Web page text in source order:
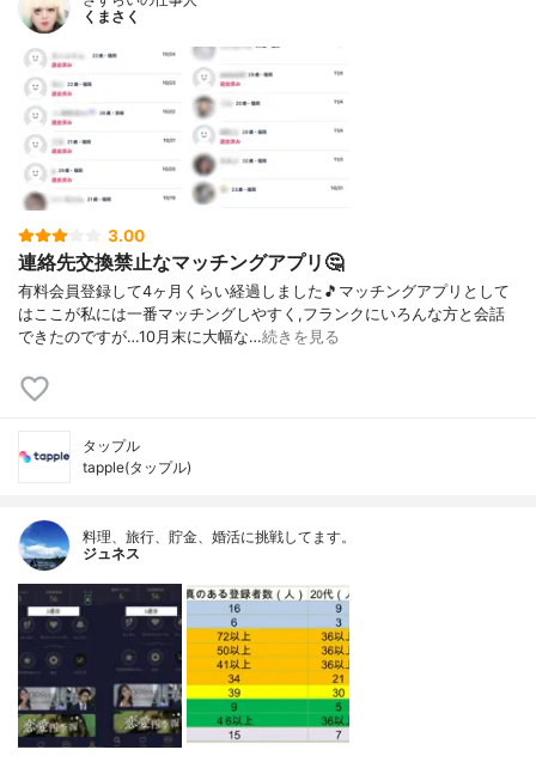
くまさく
3.00
連絡先交換禁止なマッチングアプリ🤔
有料会員登録して4ヶ月くらい経過しました🎵マッチングアプリとして
はここが私には一番マッチングしやすく,フランクにいろんな方と会話
できたのですが…10月末に大幅な…続きを見る
タップル
tapple(タップル)
料理、旅行、貯金、婚活に挑戦してます。
ジュネス